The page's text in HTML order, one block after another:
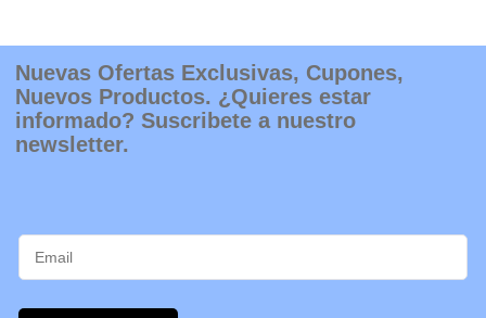
Nuevas Ofertas Exclusivas, Cupones,
Nuevos Productos. ¿Quieres estar
informado? Suscribete a nuestro
newsletter.